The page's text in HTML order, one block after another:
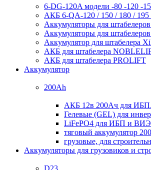
6-DG-120A модели -80 -120 -
АКБ 6-QA-120 / 150 / 180 / 195
Аккумуляторы для
Аккумуляторы для
Аккумулятор для штабелера
АКБ для штабелера
АКБ для штабелера PROLIFT
Аккумулятор
200Ah
АКБ 12в 200Ач для
Гелевые (GEL) для
LiFePO4 для ИБП и ВИЭ
тяговый аккумулятор
грузовые, для
Аккумуляторы для грузовиков и
D23